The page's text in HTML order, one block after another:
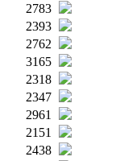
2783
2393
2762
3165
2318
2347
2961
2151
2438